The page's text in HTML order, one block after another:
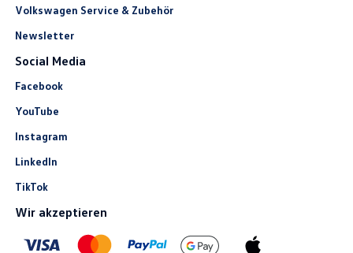
Volkswagen Service & Zubehör
Newsletter
Social Media
Facebook
YouTube
Instagram
LinkedIn
TikTok
Wir akzeptieren